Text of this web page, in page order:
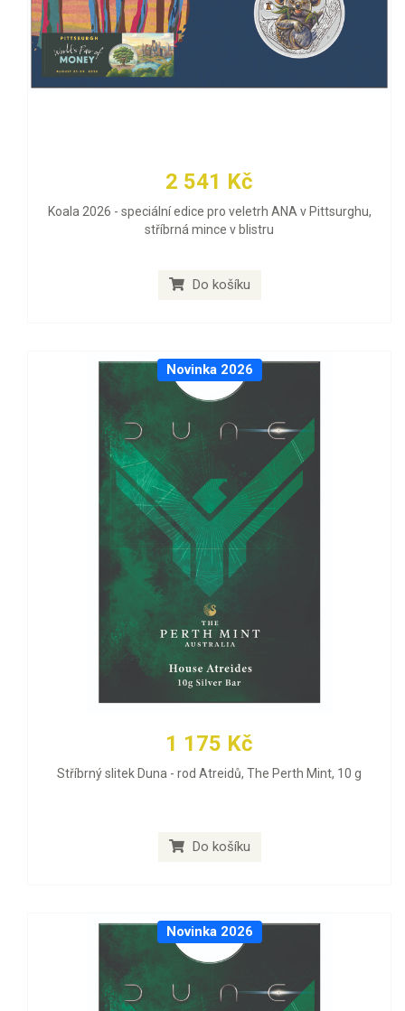
2 541 Kč
Koala 2026 - speciální edice pro veletrh ANA v Pittsurghu,
stříbrná mince v blistru
Do košíku
Novinka 2026
1 175 Kč
Stříbrný slitek Duna - rod Atreidů, The Perth Mint, 10 g
Do košíku
Novinka 2026